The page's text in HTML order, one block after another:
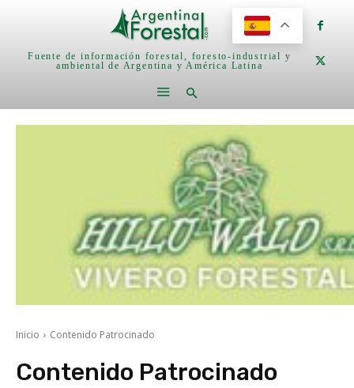
Fuente de información forestal, foresto-industrial y
ambiental de Argentina y América Latina
Inicio Contenido Patrocinado
Contenido Patrocinado